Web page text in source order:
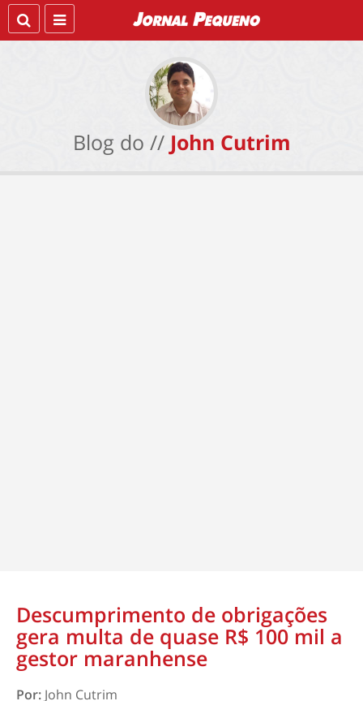
Blog do // John Cutrim
Descumprimento de obrigações
gera multa de quase R$ 100 mil a
gestor maranhense
Por: John Cutrim